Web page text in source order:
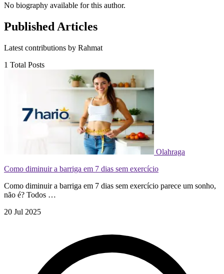
No biography available for this author.
Published Articles
Latest contributions by Rahmat
1 Total Posts
Olahraga
Como diminuir a barriga em 7 dias sem exercício
Como diminuir a barriga em 7 dias sem exercício parece um sonho,
não é? Todos …
20 Jul 2025